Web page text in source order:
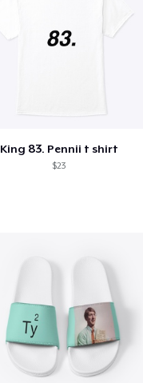
King 83. Pennii t shirt
$23